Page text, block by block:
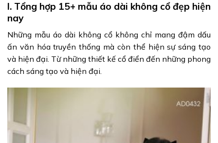
I. Tổng hợp 15+ mẫu áo dài không cổ đẹp hiện
nay
Những mẫu áo dài không cổ không chỉ mang đậm dấu
ấn văn hóa truyền thống mà còn thể hiện sự sáng tạo
và hiện đại. Từ những thiết kế cổ điển đến những phong
cách sáng tạo và hiện đại.